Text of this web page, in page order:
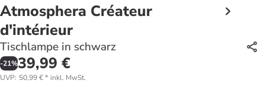
Atmosphera Créateur
d'intérieur
Tischlampe in schwarz
-21%39,99 €
UVP: 50,99 €* inkl. MwSt.